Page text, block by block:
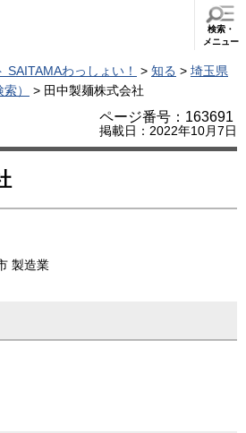
検索・
メニュー
わっしょい！ > 知る > 埼玉県
）
> 田中製麺株式会社
ページ番号：163691
掲載日：2022年10月7日
製造業